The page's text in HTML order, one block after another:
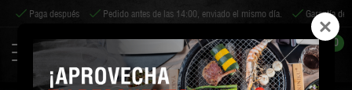
Paga después Pedido antes de las 14:00, enviado el mismo día. Garantía de
0